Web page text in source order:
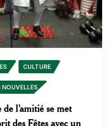
CULTURE
NOUVELLES
l’amitié se met
des Fêtes avec un